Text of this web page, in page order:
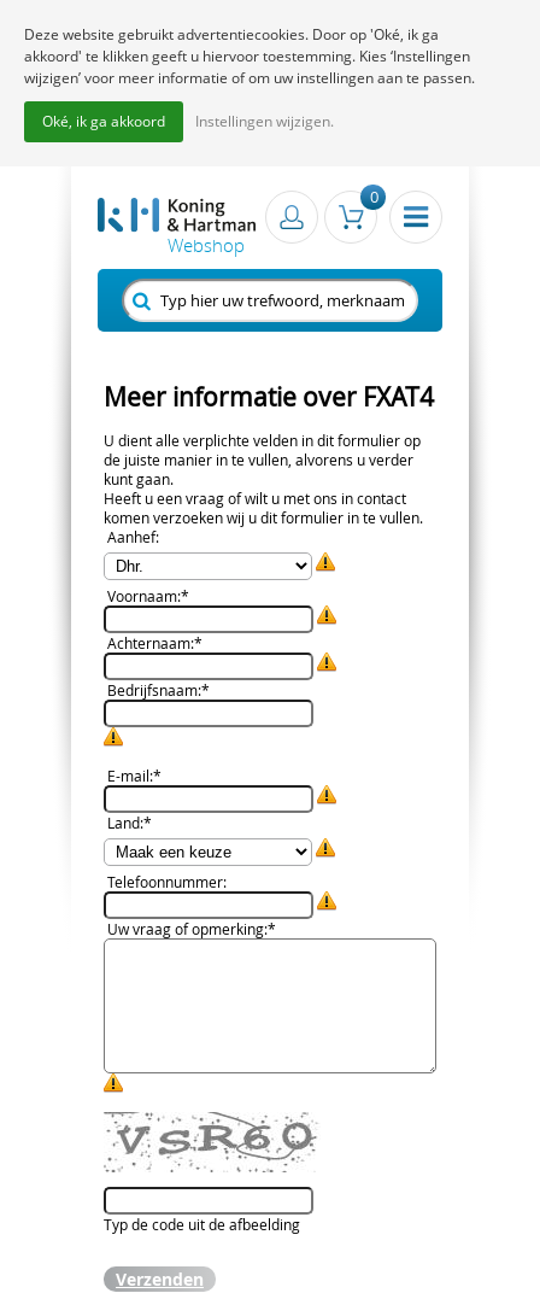
0
Meer informatie over FXAT4
U dient alle verplichte velden in dit formulier op
de juiste manier in te vullen, alvorens u verder
kunt gaan.
Heeft u een vraag of wilt u met ons in contact
komen verzoeken wij u dit formulier in te vullen.
Aanhef:
Voornaam:*
Achternaam:*
Bedrijfsnaam:*
E-mail:*
Land:*
Telefoonnummer:
Uw vraag of opmerking:*
Typ de code uit de afbeelding
Verzenden
Deze website gebruikt advertentiecookies. Door op 'Oké, ik ga
akkoord' te klikken geeft u hiervoor toestemming. Kies ‘Instellingen
wijzigen’ voor meer informatie of om uw instellingen aan te passen.
Oké, ik ga akkoord Instellingen wijzigen.